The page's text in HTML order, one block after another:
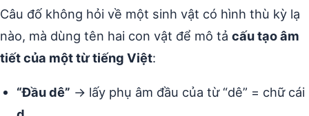
Câu đố không hỏi về một sinh vật có hình thù kỳ lạ
nào, mà dùng tên hai con vật để mô tả cấu tạo âm
tiết của một từ tiếng Việt:
“Đầu dê” → lấy phụ âm đầu của từ “dê” = chữ cái